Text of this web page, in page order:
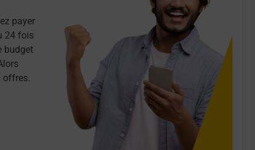
payer
24 fois
budget
offres.